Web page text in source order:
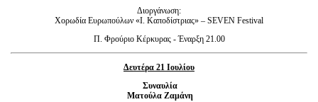
Διοργάνωση:
Χορωδία Ευρωπούλων «Ι. Καποδίστριας» – SEVEN Festival
Π. Φρούριο Κέρκυρας - Έναρξη 21.00
Δευτέρα 21 Ιουλίου
Συναυλία
Ματούλα Ζαμάνη